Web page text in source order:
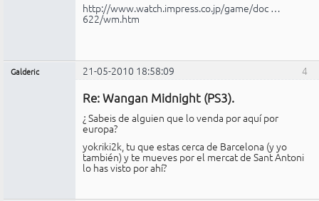
http://www.watch.impress.co.jp/game/doc …
622/wm.htm
4
Galderic 21-05-2010 18:58:09
Re: Wangan Midnight (PS3).
¿ Sabeis de alguien que lo venda por aquí por
europa?
yokriki2k, tu que estas cerca de Barcelona (y yo
también) y te mueves por el mercat de Sant Antoni
lo has visto por ahí?